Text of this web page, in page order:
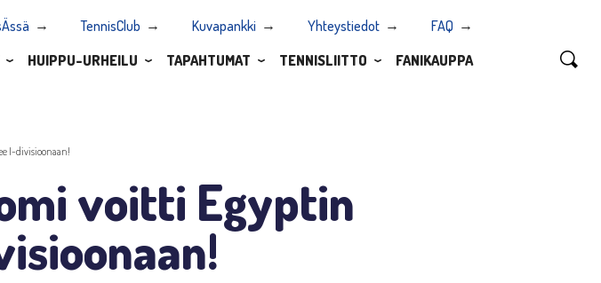
TennisClub Kuvapankki Yhteystiedot
FAQ
HUIPPU-URHEILU TAPAHTUMAT TENNISLIITTO FANIKAUPPA
I-divisioonaan!
voitti Egyptin